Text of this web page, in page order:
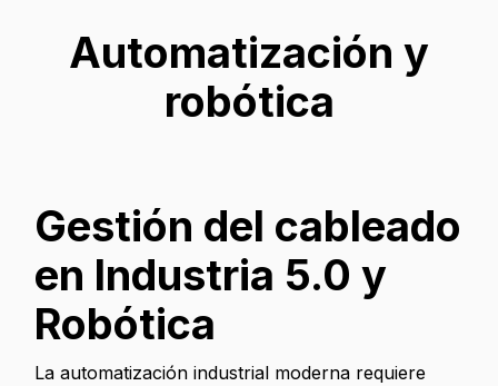
Automatización y
robótica
Gestión del cableado
en Industria 5.0 y
Robótica
La automatización industrial moderna requiere